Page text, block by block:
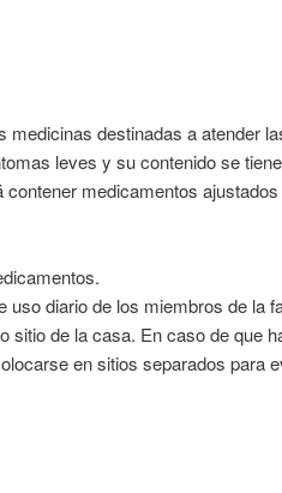
destinadas a atender
leves y su contenido se
medicamentos
diario de los miembros de la
de la casa. En caso de que
en sitios separados para